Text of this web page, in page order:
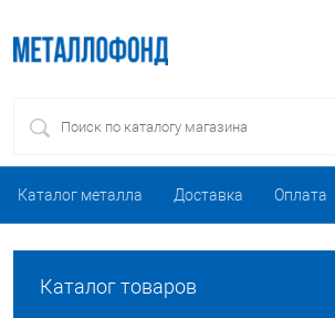
Каталог металла Доставка Оплата
Каталог товаров